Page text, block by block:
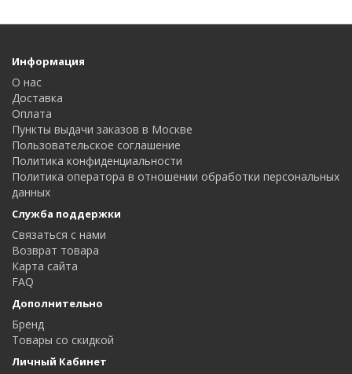
Информация
О нас
Доставка
Оплата
Пункты выдачи заказов в Москве
Пользовательское соглашение
Политика конфиденциальности
Политика оператора в отношении обработки персональных
данных
Служба поддержки
Связаться с нами
Возврат товара
Карта сайта
FAQ
Дополнительно
Бренд
Товары со скидкой
Личный Кабинет